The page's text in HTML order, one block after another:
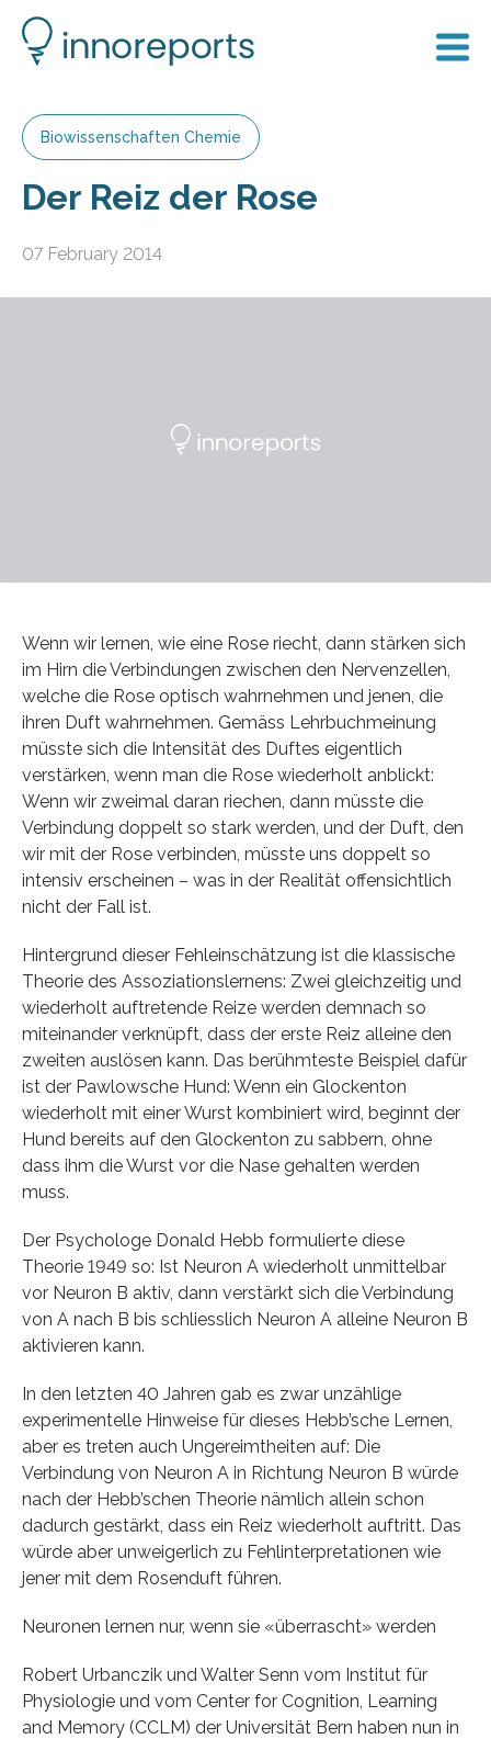
Biowissenschaften Chemie
Der Reiz der Rose
07 February 2014
Wenn wir lernen, wie eine Rose riecht, dann stärken sich
im Hirn die Verbindungen zwischen den Nervenzellen,
welche die Rose optisch wahrnehmen und jenen, die
ihren Duft wahrnehmen. Gemäss Lehrbuchmeinung
müsste sich die Intensität des Duftes eigentlich
verstärken, wenn man die Rose wiederholt anblickt:
Wenn wir zweimal daran riechen, dann müsste die
Verbindung doppelt so stark werden, und der Duft, den
wir mit der Rose verbinden, müsste uns doppelt so
intensiv erscheinen – was in der Realität offensichtlich
nicht der Fall ist.
Hintergrund dieser Fehleinschätzung ist die klassische
Theorie des Assoziationslernens: Zwei gleichzeitig und
wiederholt auftretende Reize werden demnach so
miteinander verknüpft, dass der erste Reiz alleine den
zweiten auslösen kann. Das berühmteste Beispiel dafür
ist der Pawlowsche Hund: Wenn ein Glockenton
wiederholt mit einer Wurst kombiniert wird, beginnt der
Hund bereits auf den Glockenton zu sabbern, ohne
dass ihm die Wurst vor die Nase gehalten werden
muss.
Der Psychologe Donald Hebb formulierte diese
Theorie 1949 so: Ist Neuron A wiederholt unmittelbar
vor Neuron B aktiv, dann verstärkt sich die Verbindung
von A nach B bis schliesslich Neuron A alleine Neuron B
aktivieren kann.
In den letzten 40 Jahren gab es zwar unzählige
experimentelle Hinweise für dieses Hebb’sche Lernen,
aber es treten auch Ungereimtheiten auf: Die
Verbindung von Neuron A in Richtung Neuron B würde
nach der Hebb’schen Theorie nämlich allein schon
dadurch gestärkt, dass ein Reiz wiederholt auftritt. Das
würde aber unweigerlich zu Fehlinterpretationen wie
jener mit dem Rosenduft führen.
Neuronen lernen nur, wenn sie «überrascht» werden
Robert Urbanczik und Walter Senn vom Institut für
Physiologie und vom Center for Cognition, Learning
and Memory (CCLM) der Universität Bern haben nun in